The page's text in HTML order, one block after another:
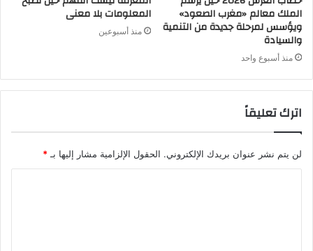
الملك معالم «مغرب الصعود»
ويؤسس لمرحلة جديدة من التنمية
والسيادة
منذ أسبوع واحد
المعلومات بلا معنى
منذ أسبوعين
اترك تعليقاً
لن يتم نشر عنوان بريدك الإلكتروني. الحقول الإلزامية مشار إليها بـ*